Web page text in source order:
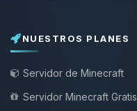
NUESTROS PLANES
Servidor de Minecraft
Servidor Minecraft Gratis